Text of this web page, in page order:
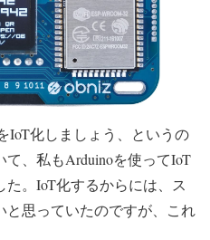
IoT化しましょう、というの
、私もArduinoを使ってIoT
。IoT化するからには、ス
と思っていたのですが、これ